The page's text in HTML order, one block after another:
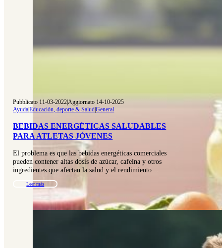
Pubblicato 11-03-2022|Aggiornato 14-10-2025
Ayuda|Educación, deporte & Salud|General
BEBIDAS ENERGÉTICAS SALUDABLES
PARA ATLETAS JÓVENES
El problema es que las bebidas energéticas comerciales
pueden contener altas dosis de azúcar, cafeína y otros
ingredientes que afectan la salud y el rendimiento…
Leer más